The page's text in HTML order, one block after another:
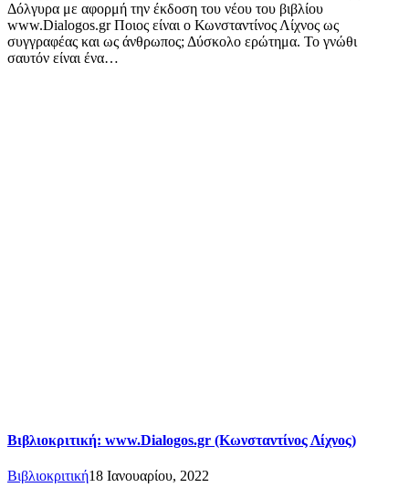
Δόλγυρα με αφορμή την έκδοση του νέου του βιβλίου
www.Dialogos.gr Ποιος είναι ο Κωνσταντίνος Λίχνος ως
συγγραφέας και ως άνθρωπος; Δύσκολο ερώτημα. Το γνώθι
σαυτόν είναι ένα…
Βιβλιοκριτική: www.Dialogos.gr (Κωνσταντίνος Λίχνος)
Βιβλιοκριτική18 Ιανουαρίου, 2022